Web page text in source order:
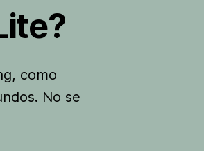
como
No se